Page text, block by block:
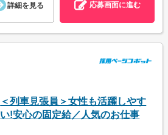
詳細を見る 応募画面に進む
＜列車見張員＞女性も活躍しやす
い!安心の固定給／人気のお仕事